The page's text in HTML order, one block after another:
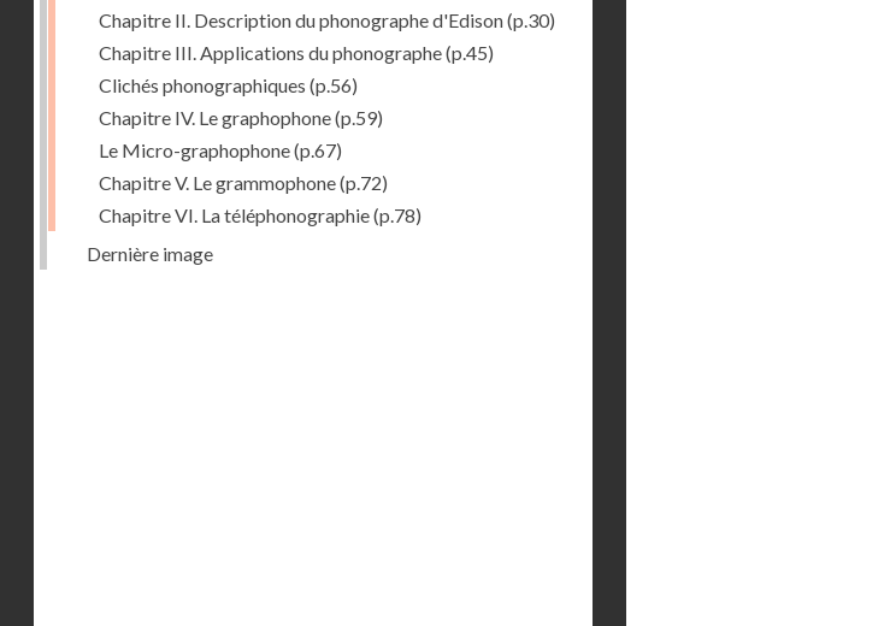
Chapitre II. Description du phonographe d'Edison(p.30)
Chapitre III. Applications du phonographe(p.45)
Clichés phonographiques (p.56)
Chapitre IV. Le graphophone(p.59)
Le Micro-graphophone(p.67)
Chapitre V. Le grammophone(p.72)
Chapitre VI. La téléphonographie(p.78)
Dernière image